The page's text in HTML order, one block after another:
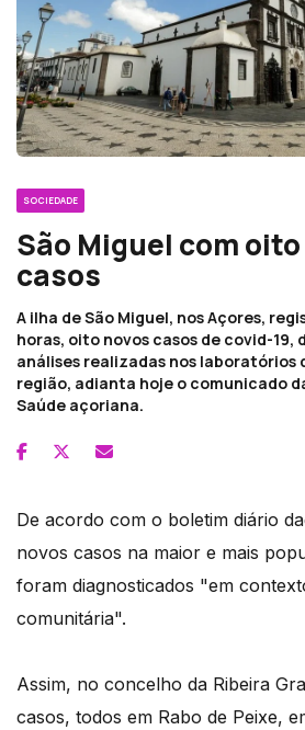
SOCIEDADE
São Miguel com
casos
A ilha de São Miguel, nos Açores,
horas, oito novos casos de covid-19,
análises realizadas nos laboratórios
região, adianta hoje o comunicado
Saúde açoriana.
De acordo com o boletim diário
novos casos na maior e mais
foram diagnosticados "em
comunitária".
Assim, no concelho da Ribeira
casos, todos em Rabo de Peixe,